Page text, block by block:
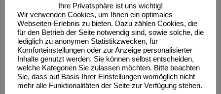
Organisatorinnen und Organisatoren,
den Grillmeistern sowie allen fleißigen
Büfettspenderinnen und
Büfettspendern.
Es war ein rundum gelungener
Grillnachmittag, der allen viel Freude
Ihre Privatsphäre ist uns wichtig!
Wir verwenden Cookies, um Ihnen ein optimales
Webseiten-Erlebnis zu bieten. Dazu zählen Cookies, die
für den Betrieb der Seite notwendig sind, sowie solche, die
lediglich zu anonymen Statistikzwecken, für
Komforteinstellungen oder zur Anzeige personalisierter
Inhalte genutzt werden. Sie können selbst entscheiden,
welche Kategorien Sie zulassen möchten. Bitte beachten
Sie, dass auf Basis Ihrer Einstellungen womöglich nicht
mehr alle Funktionalitäten der Seite zur Verfügung stehen.